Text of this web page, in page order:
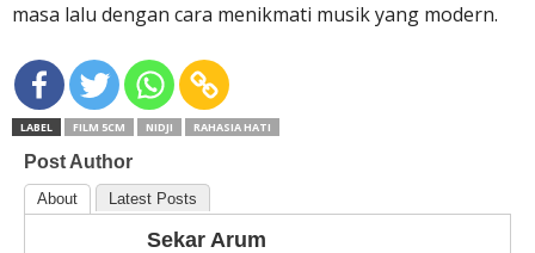
masa lalu dengan cara menikmati musik yang modern.
LABEL FILM 5CM NIDJI RAHASIA HATI
Post Author
About Latest Posts
Sekar Arum